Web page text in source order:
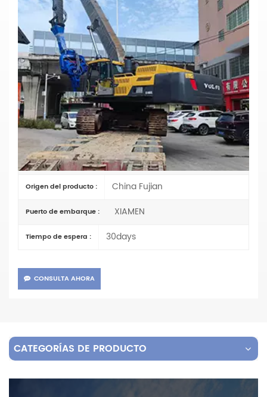
Pluma De Hinca De Pilotes EC480
Personalizada Para Excavadora Volvo |
Brazo De Martillo Vibratorio Reforzado
Para Cimentaciones Pesadas
Materiales: Q355B
Parámetros principales
Artículo No : Volvo EC480
Pago : TT
Origen del producto : China Fujian
Puerto de embarque : XIAMEN
Tiempo de espera : 30days
CONSULTA AHORA
CATEGORÍAS DE PRODUCTO